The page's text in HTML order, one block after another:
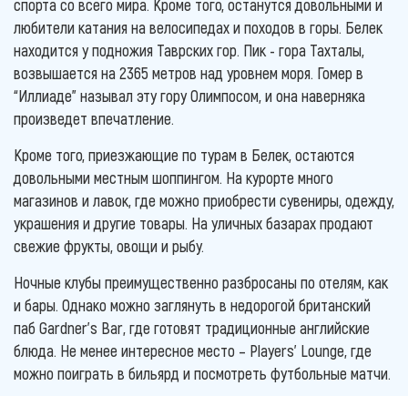
спорта со всего мира. Кроме того, останутся довольными и
любители катания на велосипедах и походов в горы. Белек
находится у подножия Таврских гор. Пик - гора Тахталы,
возвышается на 2365 метров над уровнем моря. Гомер в
“Иллиаде” называл эту гору Олимпосом, и она наверняка
произведет впечатление.
Кроме того, приезжающие по турам в Белек, остаются
довольными местным шоппингом. На курорте много
магазинов и лавок, где можно приобрести сувениры, одежду,
украшения и другие товары. На уличных базарах продают
свежие фрукты, овощи и рыбу.
Ночные клубы преимущественно разбросаны по отелям, как
и бары. Однако можно заглянуть в недорогой британский
паб Gardner’s Bar, где готовят традиционные английские
блюда. Не менее интересное место – Players’ Lounge, где
можно поиграть в бильярд и посмотреть футбольные матчи.